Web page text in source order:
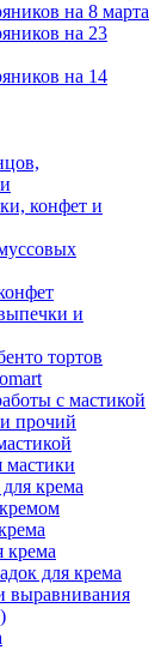
на 8 марта
на 23
на 14
конфет и
и
тортов
с мастикой
прочий
мастики
крема
крема
для крема
выравнивания